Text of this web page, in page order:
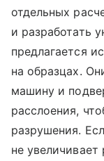
отдельных
и разработать
предлагается
на образцах.
машину и
расслоения,
разрушения.
не